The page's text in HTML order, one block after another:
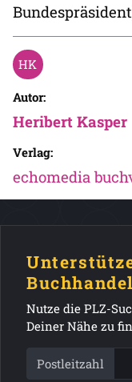
Autor:
Heribert Kasper
Verlag:
echomedia
Buchhandel
Nutze die PLZ-
Deiner Nähe zu
Postleitzahl